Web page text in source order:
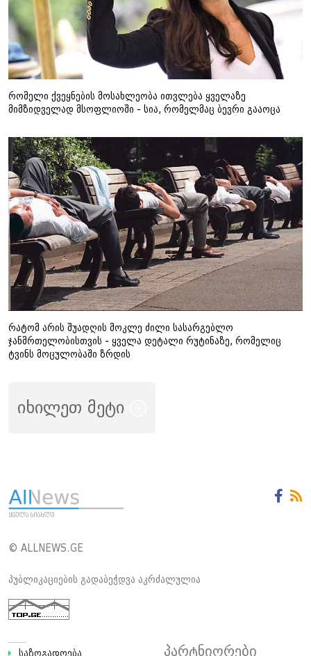
რომელი ქვეყნების მოსახლეობა ითვლება ყველაზე
მიმზიდველად მსოფლიოში - სია, რომელმაც ბევრი გააოცა
რატომ არის შუადღის მოკლე ძილი სასარგებლო
ჯანმრთელობისთვის - ყველა დეტალი რუტინაზე, რომელიც
ტვინს მოცულობაში ზრდის
იხილეთ მეტი
© ALLNEWS.GE
პუბლიკაციების გადაბეჭდვა აკრძალულია
საზოგადოება პარტნიორები